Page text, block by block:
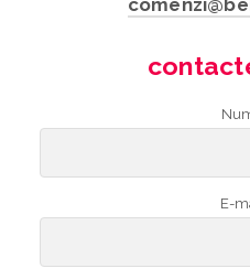
E-